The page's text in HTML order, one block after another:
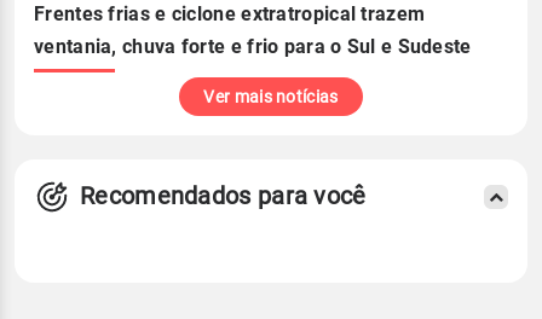
Frentes frias e ciclone extratropical trazem
ventania, chuva forte e frio para o Sul e Sudeste
Ver mais notícias
Recomendados para você